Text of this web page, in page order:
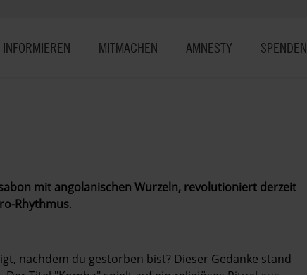
INFORMIEREN MITMACHEN AMNESTY SPENDEN
mit angolanischen Wurzeln, revolutioniert derzeit
Rhythmus.
nachdem du gestorben bist? Dieser Gedanke stand